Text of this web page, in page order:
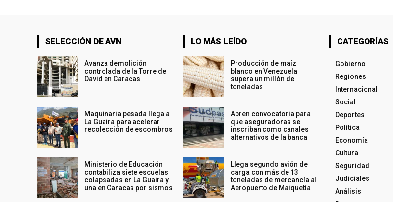
SELECCIÓN DE AVN
Avanza demolición
controlada de la Torre de
David en Caracas
Maquinaria pesada llega a
La Guaira para acelerar
recolección de escombros
Ministerio de Educación
contabiliza siete escuelas
colapsadas en La Guaira y
una en Caracas por sismos
LO MÁS LEÍDO
Producción de maíz
blanco en Venezuela
supera un millón de
toneladas
Abren convocatoria para
que aseguradoras se
inscriban como canales
alternativos de la banca
Llega segundo avión de
carga con más de 13
toneladas de mercancía al
Aeropuerto de Maiquetía
CATEGORÍAS
Gobierno
Regiones
Internacional
Social
Deportes
Política
Economía
Cultura
Seguridad
Judiciales
Análisis